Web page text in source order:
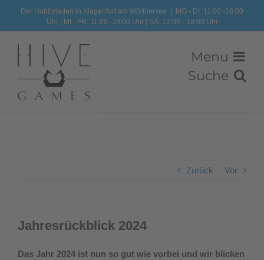
springen
Der Hobbyladen in Klagenfurt am Wörthersee
MO - DI: 11:00 -18:00
Uhr | MI - FR: 11:00 -19:00 Uhr | SA: 12:00 - 18:00 Uhr
Zurück Vor
Jahresrückblick 2024
Das Jahr 2024 ist nun so gut wie vorbei und wir blicken